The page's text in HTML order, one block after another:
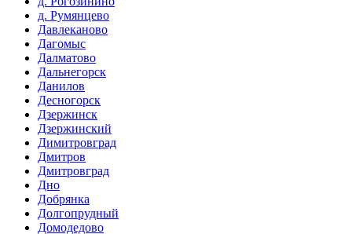
д. Румянцево
Давлеканово
Дагомыс
Далматово
Дальнегорск
Данилов
Десногорск
Дзержинск
Дзержинский
Димитровград
Дмитров
Дмитровград
Дно
Добрянка
Долгопрудный
Домодедово